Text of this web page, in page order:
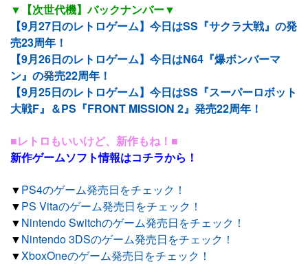
▼【次世代機】バックナンバー▼
【9月27日のレトロゲーム】今日はSS『サクラ大戦』の発
売23周年！
【9月26日のレトロゲーム】今日はN64『爆ボンバーマ
ン』の発売22周年！
【9月25日のレトロゲーム】今日はSS『スーパーロボット
大戦F』＆PS『FRONT MISSION 2』発売22周年！
■レトロもいいけど、新作もね！■
新作ゲームソフト情報はコチラから！
▼PS4のゲーム発売日をチェック！
▼PS Vitaのゲーム発売日をチェック！
▼Nintendo Switchのゲーム発売日をチェック！
▼Nintendo 3DSのゲーム発売日をチェック！
▼XboxOneのゲーム発売日をチェック！